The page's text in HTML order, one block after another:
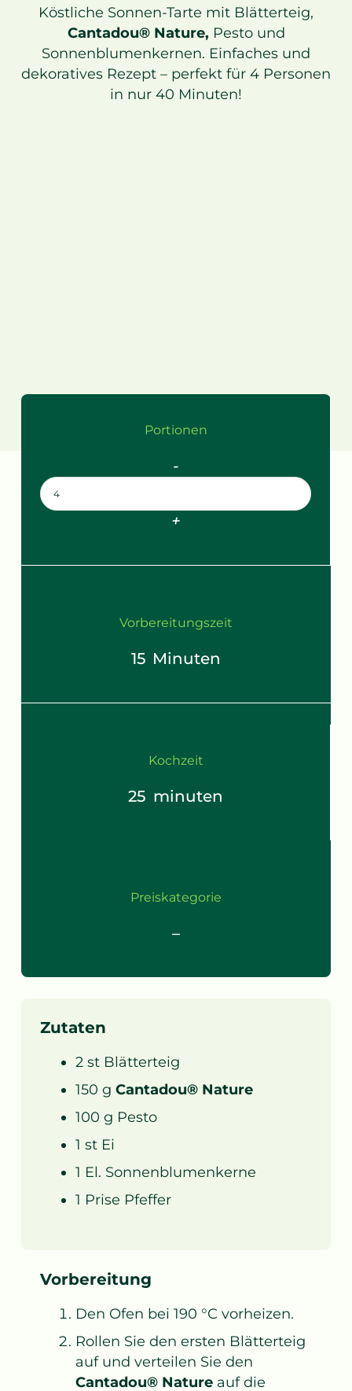
Köstliche Sonnen-Tarte mit Blätterteig,
Cantadou® Nature, Pesto und
Sonnenblumenkernen. Einfaches und
dekoratives Rezept – perfekt für 4 Personen
in nur 40 Minuten!
Portionen
-
+
Vorbereitungszeit
15 Minuten
Kochzeit
25 minuten
Preiskategorie
–
Zutaten
2st Blätterteig
150 g Cantadou® Nature
100 g Pesto
1 st Ei
1 El. Sonnenblumenkerne
1 Prise Pfeffer
Vorbereitung
Den Ofen bei 190 °C vorheizen.
Rollen Sie den ersten Blätterteig
auf und verteilen Sie den
Cantadou® Natureauf die